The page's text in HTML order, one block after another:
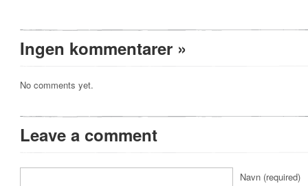
Ingen kommentarer »
No comments yet.
Leave a comment
Navn (required)